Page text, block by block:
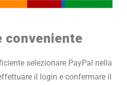
conveniente
selezionare PayPal nella
il login e confermare il